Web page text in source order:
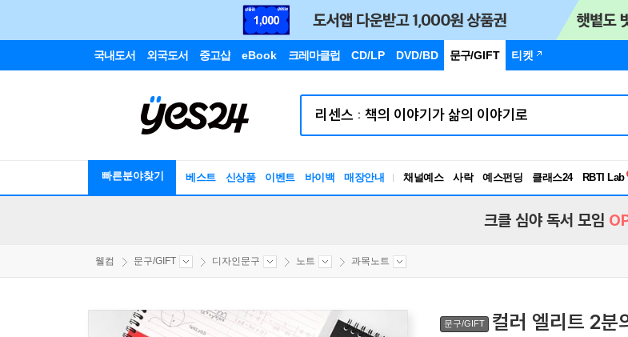
국내도서 외국도서 중고샵 eBook 크레마클럽 CD/LP DVD/BD 문구/GIFT 티켓
빠른분야찾기 베스트 신상품 이벤트 바이백 매장안내 채널예스 사락 예스펀딩 클래스24
독서유형
크클 심야 독서 모임
웰컴 문구/GIFT 디자인문구 노트 과목노트
문구/GIFT 컬러 엘리트 2분